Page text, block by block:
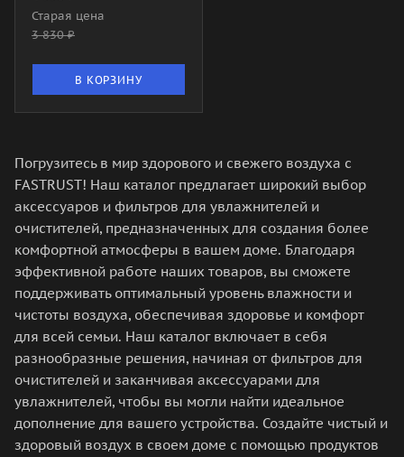
Старая цена
3 830₽
В КОРЗИНУ
Погрузитесь в мир здорового и свежего воздуха с
FASTRUST! Наш каталог предлагает широкий выбор
аксессуаров и фильтров для увлажнителей и
очистителей, предназначенных для создания более
комфортной атмосферы в вашем доме. Благодаря
эффективной работе наших товаров, вы сможете
поддерживать оптимальный уровень влажности и
чистоты воздуха, обеспечивая здоровье и комфорт
для всей семьи. Наш каталог включает в себя
разнообразные решения, начиная от фильтров для
очистителей и заканчивая аксессуарами для
увлажнителей, чтобы вы могли найти идеальное
дополнение для вашего устройства. Создайте чистый и
здоровый воздух в своем доме с помощью продуктов